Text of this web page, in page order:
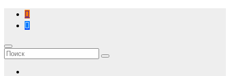
Перейти
содержимому